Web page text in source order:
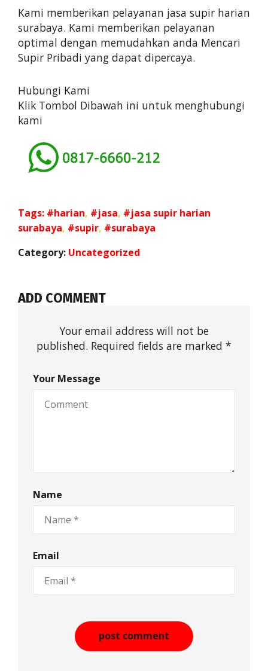
Kami memberikan pelayanan jasa supir harian
surabaya. Kami memberikan pelayanan
optimal dengan memudahkan anda Mencari
Supir Pribadi yang dapat dipercaya.
Hubungi Kami
Klik Tombol Dibawah ini untuk menghubungi
kami
Tags: harian, jasa,
jasa supir harian
surabaya, supir,
surabaya
Category: Uncategorized
ADD COMMENT
Your email address will not be
published. Required fields are marked *
Your Message
Name
Email